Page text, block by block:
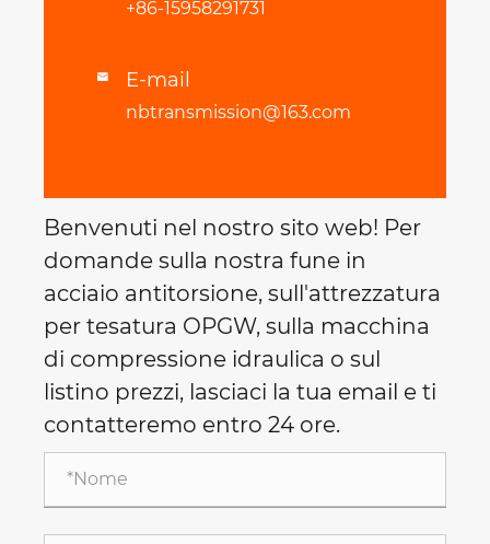
+86-15958291731
 E-mail
nbtransmission@163.com
Benvenuti nel nostro sito web! Per
domande sulla nostra fune in
acciaio antitorsione, sull'attrezzatura
per tesatura OPGW, sulla macchina
di compressione idraulica o sul
listino prezzi, lasciaci la tua email e ti
contatteremo entro 24 ore.